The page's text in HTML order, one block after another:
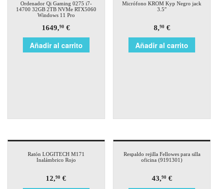
Ordenador Qi Gaming 0275 i7-
14700 32GB 2TB NVMe RTX5060
Windows 11 Pro
1649,90 €
Añadir al carrito
Micrófono KROM Kyp Negro jack
3.5″
8,90€
Añadir al carrito
Ratón LOGITECH M171
Inalámbrico Rojo
12,90 €
Respaldo rejilla Fellowes para silla
oficina (9191301)
43,90€